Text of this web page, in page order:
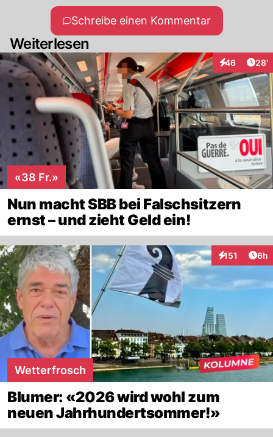
Schreibe einen Kommentar
Weiterlesen
46
Interaktionen
28'
«38 Fr.»
Nun macht SBB bei Falschsitzern
ernst – und zieht Geld ein!
151
Interaktionen
6h
Wetterfrosch
Blumer: «2026 wird wohl zum
neuen Jahrhundertsommer!»